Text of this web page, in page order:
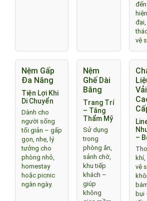
đến
hiện
vệ
Nệm Gấp
Đa Năng
Tiện Lợi Khi
Di Chuyển
Dành cho
người sống
tối giản – gấp
gọn, nhẹ, lý
tưởng cho
phòng nhỏ,
homestay
hoặc picnic
ngắn ngày.
Nệm
Ghế Dài
Băng
Trang Trí
– Tăng
Thẩm Mỹ
Sử dụng
trong
phòng ăn,
sảnh chờ,
khu tiếp
khách –
giúp
không
Vải
–
vệ
bụi